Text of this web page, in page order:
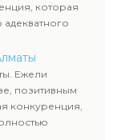
которая
Ежели
позитивным
конкуренция,